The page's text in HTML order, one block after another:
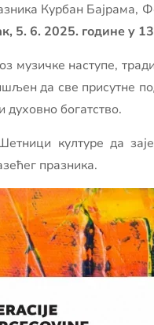
Курбан Бајрама,
5. 6. 2025. године у
музичке наступе,
да све присутне
духовно богатство.
културе да
празника.